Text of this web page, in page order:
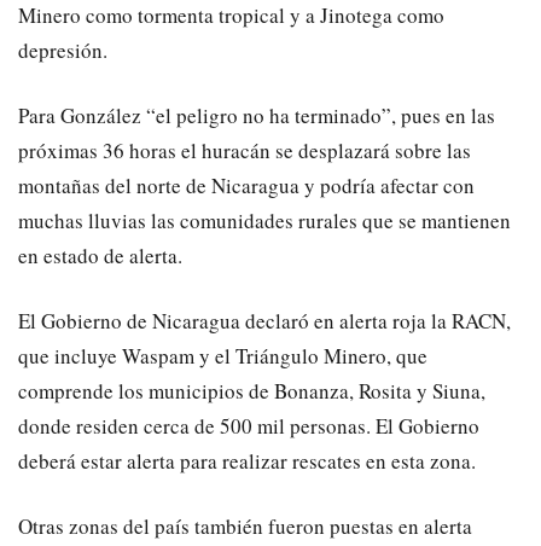
Minero como tormenta tropical y a Jinotega como
depresión.
Para González “el peligro no ha terminado”, pues en las
próximas 36 horas el huracán se desplazará sobre las
montañas del norte de Nicaragua y podría afectar con
muchas lluvias las comunidades rurales que se mantienen
en estado de alerta.
El Gobierno de Nicaragua declaró en alerta roja la RACN,
que incluye Waspam y el Triángulo Minero, que
comprende los municipios de Bonanza, Rosita y Siuna,
donde residen cerca de 500 mil personas. El Gobierno
deberá estar alerta para realizar rescates en esta zona.
Otras zonas del país también fueron puestas en alerta